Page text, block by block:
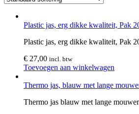
Plastic jas, erg dikke kwaliteit, Pak
Plastic jas, erg dikke kwaliteit, Pak
€ 27,00 incl. btw
Toevoegen aan winkelwagen
Thermo jas, blauw met lange
Thermo jas blauw met lange